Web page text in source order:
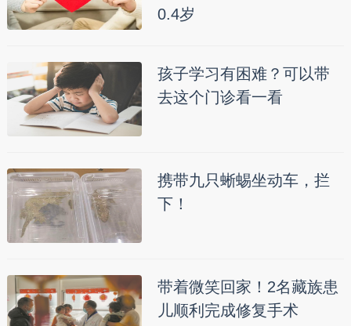
0.4岁
孩子学习有困难？可以带
去这个门诊看一看
携带九只蜥蜴坐动车，拦
下！
带着微笑回家！2名藏族患
儿顺利完成修复手术